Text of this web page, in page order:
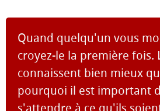
Quand quelqu'un vous
croyez-le la première fois.
connaissent bien mieux
pourquoi il est important
s'attendre à ce qu'ils